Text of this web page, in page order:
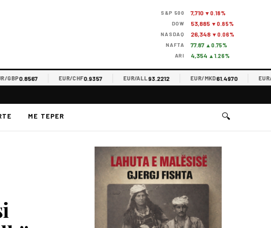
S&P 500 7,710 ▼0.18%
DOW 53,885 ▼0.85%
NASDAQ 26,348 ▼0.06%
NAFTA 77.87 ▲0.75%
ARI 4,354 ▲1.26%
0.8567 EUR/CHF0.9357 EUR/ALL93.2212 EUR/MKD61.4970 EUR/RSD
ME TEPER 🔍